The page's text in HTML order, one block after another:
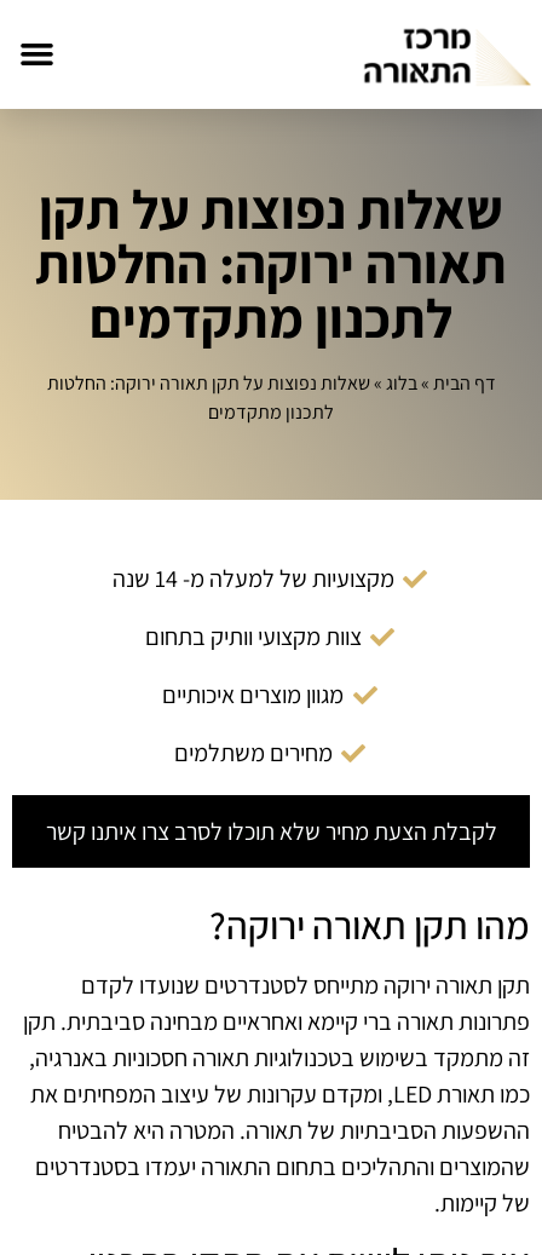
שאלות נפוצות על תקן
תאורה ירוקה: החלטות
לתכנון מתקדמים
דף הבית»בלוג»שאלות נפוצות על תקן תאורה ירוקה: החלטות
לתכנון מתקדמים
מקצועיות של למעלה מ- 14 שנה
צוות מקצועי וותיק בתחום
מגוון מוצרים איכותיים
מחירים משתלמים
לקבלת הצעת מחיר שלא תוכלו לסרב צרו איתנו קשר
מהו תקן תאורה ירוקה?
תקן תאורה ירוקה מתייחס לסטנדרטים שנועדו לקדם
פתרונות תאורה ברי קיימא ואחראיים מבחינה סביבתית. תקן
זה מתמקד בשימוש בטכנולוגיות תאורה חסכוניות באנרגיה,
כמו תאורת LED, ומקדם עקרונות של עיצוב המפחיתים את
ההשפעות הסביבתיות של תאורה. המטרה היא להבטיח
שהמוצרים והתהליכים בתחום התאורה יעמדו בסטנדרטים
של קיימות.